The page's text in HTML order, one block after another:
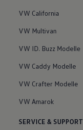
VW California
VW Multivan
VW ID. Buzz Modelle
VW Caddy Modelle
VW Crafter Modelle
VW Amarok
SERVICE & SUPPORT